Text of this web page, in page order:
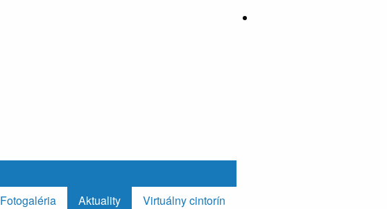
Fotogaléria Aktuality
Virtuálny cintorín